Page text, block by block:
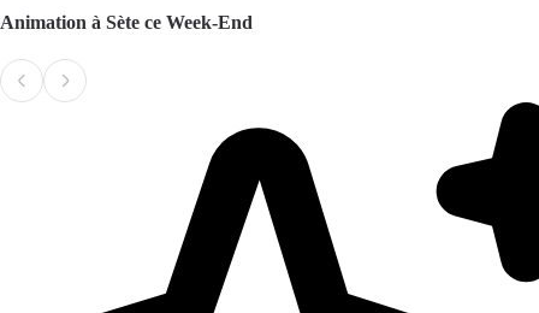
Animation à Sète ce Week-End